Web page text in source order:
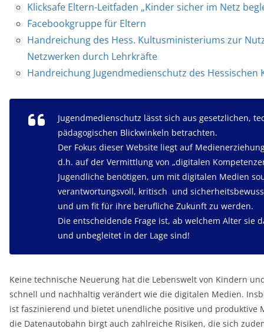
Klicksafe Eltern-Leitfaden „Kinder sicher im Netz
Facebookgruppe für Eltern
Handreichung des Hess. Kultusministeriums zur
Netzwerken durch Lehrkräfte
Handreichung Jugendmedienschutz des
Jugendmedienschutz lässt sich aus gesetzlichen,
pädagogischen Blickwinkeln betrachten.
Der Fokus dieser Website liegt auf
d.h. auf der Vermittlung von „digitalen
Jugendliche benötigen, um mit digitalen Medien
verantwortungsvoll, kritisch und
und um fit für ihre berufliche Zukunft zu werden.
Die entscheidende Frage ist, ab welchem Alter sie
und unbegleitet in der Lage sind!
Keine technische Neuerung hat die Lebenswelt von Kindern
schnell und nachhaltig verändert wie die digitalen Medien.
ist faszinierend und bietet unendliche positive und produktive
die Datenautobahn birgt auch zahlreiche Risiken, die sich